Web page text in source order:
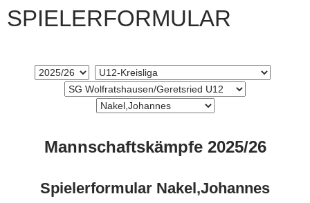
SPIELERFORMULAR
Mannschaftskämpfe 2025/26
Spielerformular Nakel,Johannes